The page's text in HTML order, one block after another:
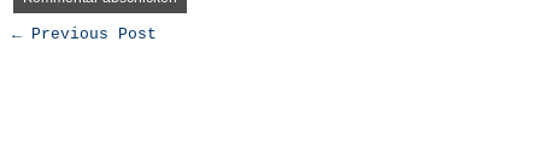
← Previous Post